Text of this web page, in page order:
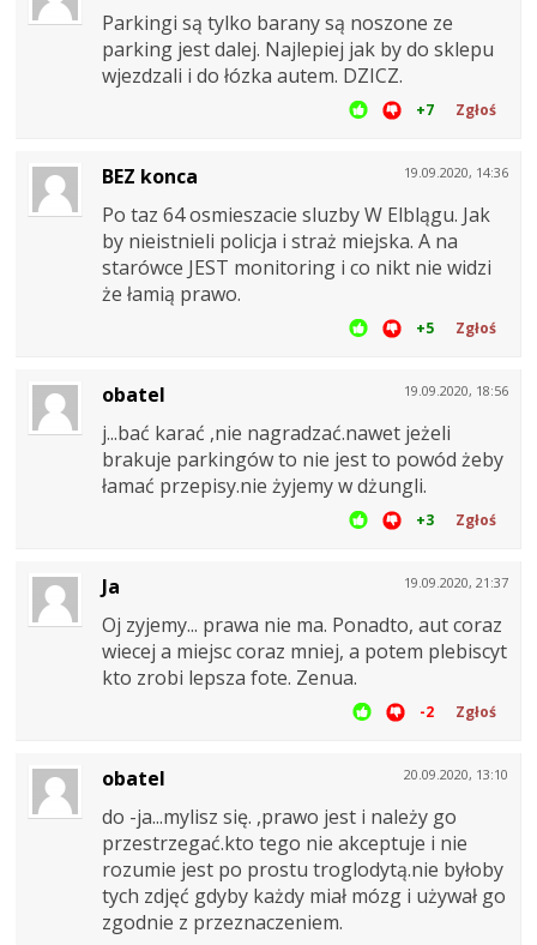
Parkingi są tylko barany są noszone ze
parking jest dalej. Najlepiej jak by do sklepu
wjezdzali i do łózka autem. DZICZ.
+7 Zgłoś
19.09.2020, 14:36
BEZ konca
Po taz 64 osmieszacie sluzby W Elblągu. Jak
by nieistnieli policja i straż miejska. A na
starówce JEST monitoring i co nikt nie widzi
że łamią prawo.
+5 Zgłoś
19.09.2020, 18:56
obatel
j...bać karać ,nie nagradzać.nawet jeżeli
brakuje parkingów to nie jest to powód żeby
łamać przepisy.nie żyjemy w dżungli.
+3 Zgłoś
19.09.2020, 21:37
Ja
Oj zyjemy... prawa nie ma. Ponadto, aut coraz
wiecej a miejsc coraz mniej, a potem plebiscyt
kto zrobi lepsza fote. Zenua.
-2 Zgłoś
20.09.2020, 13:10
obatel
do -ja...mylisz się. ,prawo jest i należy go
przestrzegać.kto tego nie akceptuje i nie
rozumie jest po prostu troglodytą.nie byłoby
tych zdjęć gdyby każdy miał mózg i używał go
zgodnie z przeznaczeniem.